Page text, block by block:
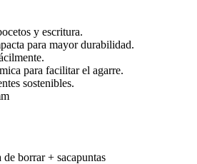
y escritura.
para mayor durabilidad.
para facilitar el agarre.
sostenibles.
borrar + sacapuntas